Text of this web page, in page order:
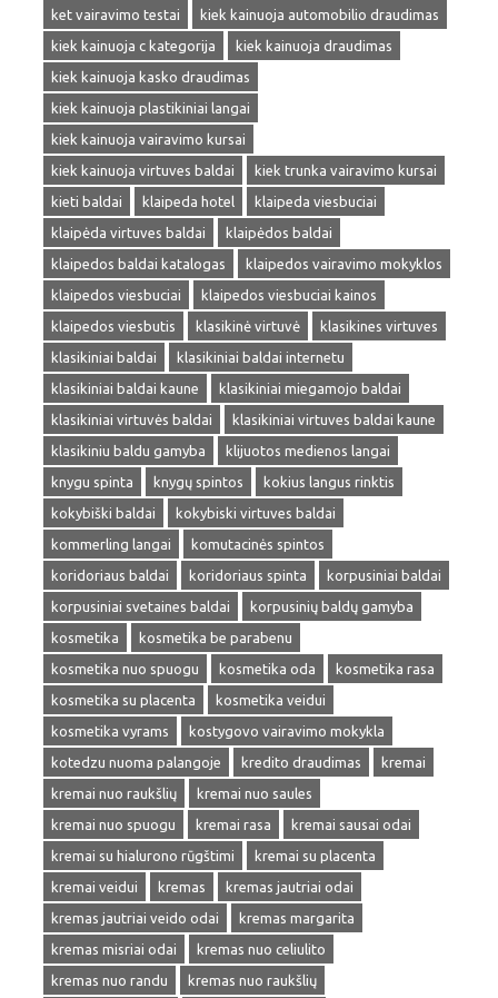
ket vairavimo testai
kiek kainuoja automobilio draudimas
kiek kainuoja c kategorija
kiek kainuoja draudimas
kiek kainuoja kasko draudimas
kiek kainuoja plastikiniai langai
kiek kainuoja vairavimo kursai
kiek kainuoja virtuves baldai
kiek trunka vairavimo kursai
kieti baldai
klaipeda hotel
klaipeda viesbuciai
klaipėda virtuves baldai
klaipėdos baldai
klaipedos baldai katalogas
klaipedos vairavimo mokyklos
klaipedos viesbuciai
klaipedos viesbuciai kainos
klaipedos viesbutis
klasikinė virtuvė
klasikines virtuves
klasikiniai baldai
klasikiniai baldai internetu
klasikiniai baldai kaune
klasikiniai miegamojo baldai
klasikiniai virtuvės baldai
klasikiniai virtuves baldai kaune
klasikiniu baldu gamyba
klijuotos medienos langai
knygu spinta
knygų spintos
kokius langus rinktis
kokybiški baldai
kokybiski virtuves baldai
kommerling langai
komutacinės spintos
koridoriaus baldai
koridoriaus spinta
korpusiniai baldai
korpusiniai svetaines baldai
korpusinių baldų gamyba
kosmetika
kosmetika be parabenu
kosmetika nuo spuogu
kosmetika oda
kosmetika rasa
kosmetika su placenta
kosmetika veidui
kosmetika vyrams
kostygovo vairavimo mokykla
kotedzu nuoma palangoje
kredito draudimas
kremai
kremai nuo raukšlių
kremai nuo saules
kremai nuo spuogu
kremai rasa
kremai sausai odai
kremai su hialurono rūgštimi
kremai su placenta
kremai veidui
kremas
kremas jautriai odai
kremas jautriai veido odai
kremas margarita
kremas misriai odai
kremas nuo celiulito
kremas nuo randu
kremas nuo raukšlių